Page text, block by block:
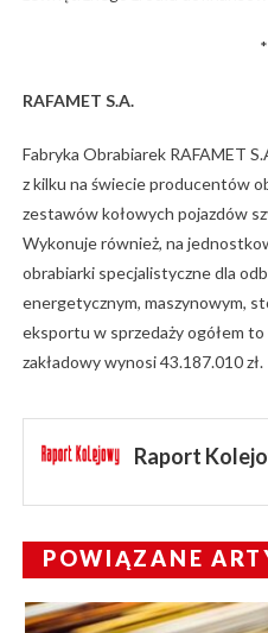
RAFAMET S.A.
Fabryka Obrabiarek RAFAMET
z kilku na świecie producentów
zestawów kołowych pojazdów
Wykonuje również, na
obrabiarki specjalistyczne dla
energetycznym, maszynowym,
eksportu w sprzedaży ogółem
zakładowy wynosi 43.187.010 zł.
Raport
POWIĄZANE